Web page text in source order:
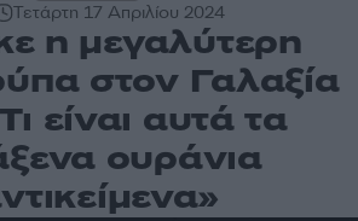
Τετάρτη 17 Απριλίου 2024
η μεγαλύτερη
στον Γαλαξία
είναι αυτά τα
ουράνια